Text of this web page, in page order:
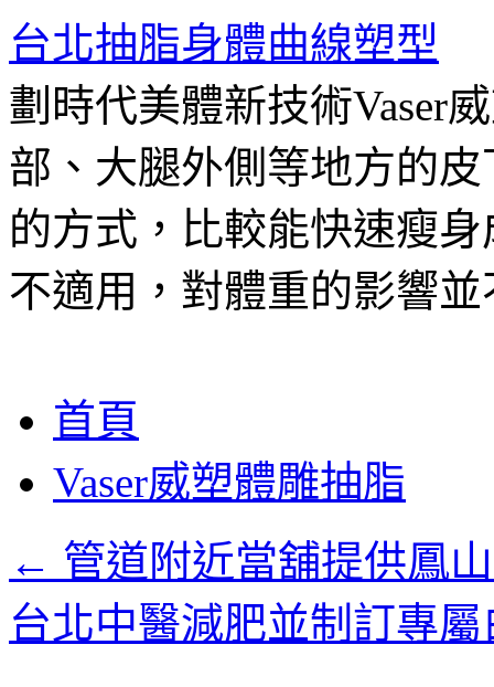
台北抽脂身體曲線塑型
劃時代美體新技術Vaser
部、大腿外側等地方的
的方式，比較能快速瘦
不適用，對體重的影響
至
要
首頁
Vaser威塑體雕抽脂
← 管道附近當舖提供鳳
台北中醫減肥並制訂專